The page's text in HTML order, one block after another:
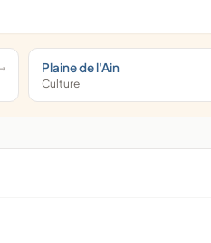
Plaine de l'Ain
Culture